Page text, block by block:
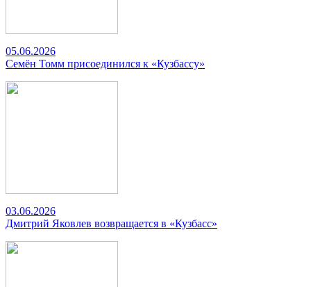
05.06.2026
Семён Томм присоединился к «Кузбассу»
03.06.2026
Дмитрий Яковлев возвращается в «Кузбасс»